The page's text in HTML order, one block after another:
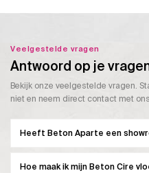
Veelgestelde vragen
Antwoord op je
Bekijk onze veelgestelde vragen.
niet en neem direct contact met
Heeft Beton Aparte een
Hoe maak ik mijn Beton Cire